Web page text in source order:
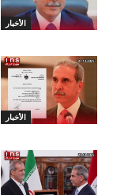
الأخبار
الأخبار